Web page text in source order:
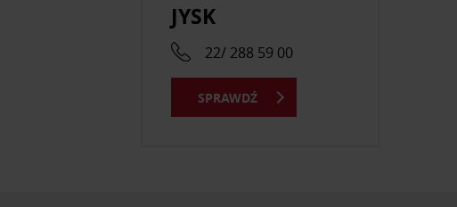
JYSK
22/ 288 59 00
SPRAWDŹ